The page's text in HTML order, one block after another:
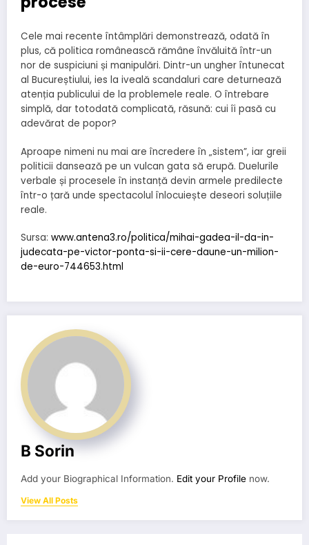
Cele mai recente întâmplări demonstrează, odată în
plus, că politica românească rămâne învăluită într-un
nor de suspiciuni și manipulări. Dintr-un ungher întunecat
al Bucureștiului, ies la iveală scandaluri care deturnează
atenția publicului de la problemele reale. O întrebare
simplă, dar totodată complicată, răsună: cui îi pasă cu
adevărat de popor?
Aproape nimeni nu mai are încredere în „sistem”, iar greii
politicii dansează pe un vulcan gata să erupă. Duelurile
verbale și procesele în instanță devin armele predilecte
într-o țară unde spectacolul înlocuiește deseori soluțiile
reale.
Sursa: www.antena3.ro/politica/mihai-gadea-il-da-in-
judecata-pe-victor-ponta-si-ii-cere-daune-un-milion-
de-euro-744653.html
B Sorin
Add your Biographical Information. Edit your Profile now.
View All Posts